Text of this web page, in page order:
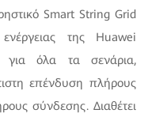
Smart String Grid
της Huawei
για όλα τα σενάρια,
επένδυση πλήρους
σύνδεσης. Διαθέτει